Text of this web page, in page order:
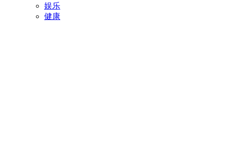
娱乐
健康